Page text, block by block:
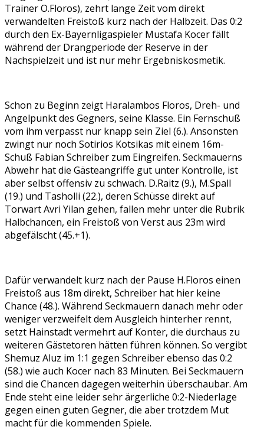
Trainer O.Floros), zehrt lange Zeit vom direkt
verwandelten Freistoß kurz nach der Halbzeit. Das 0:2
durch den Ex-Bayernligaspieler Mustafa Kocer fällt
während der Drangperiode der Reserve in der
Nachspielzeit und ist nur mehr Ergebniskosmetik.
Schon zu Beginn zeigt Haralambos Floros, Dreh- und
Angelpunkt des Gegners, seine Klasse. Ein Fernschuß
vom ihm verpasst nur knapp sein Ziel (6.). Ansonsten
zwingt nur noch Sotirios Kotsikas mit einem 16m-
Schuß Fabian Schreiber zum Eingreifen. Seckmauerns
Abwehr hat die Gästeangriffe gut unter Kontrolle, ist
aber selbst offensiv zu schwach. D.Raitz (9.), M.Spall
(19.) und Tasholli (22.), deren Schüsse direkt auf
Torwart Avri Yilan gehen, fallen mehr unter die Rubrik
Halbchancen, ein Freistoß von Verst aus 23m wird
abgefälscht (45.+1).
Dafür verwandelt kurz nach der Pause H.Floros einen
Freistoß aus 18m direkt, Schreiber hat hier keine
Chance (48.). Während Seckmauern danach mehr oder
weniger verzweifelt dem Ausgleich hinterher rennt,
setzt Hainstadt vermehrt auf Konter, die durchaus zu
weiteren Gästetoren hätten führen können. So vergibt
Shemuz Aluz im 1:1 gegen Schreiber ebenso das 0:2
(58.) wie auch Kocer nach 83 Minuten. Bei Seckmauern
sind die Chancen dagegen weiterhin überschaubar. Am
Ende steht eine leider sehr ärgerliche 0:2-Niederlage
gegen einen guten Gegner, die aber trotzdem Mut
macht für die kommenden Spiele.